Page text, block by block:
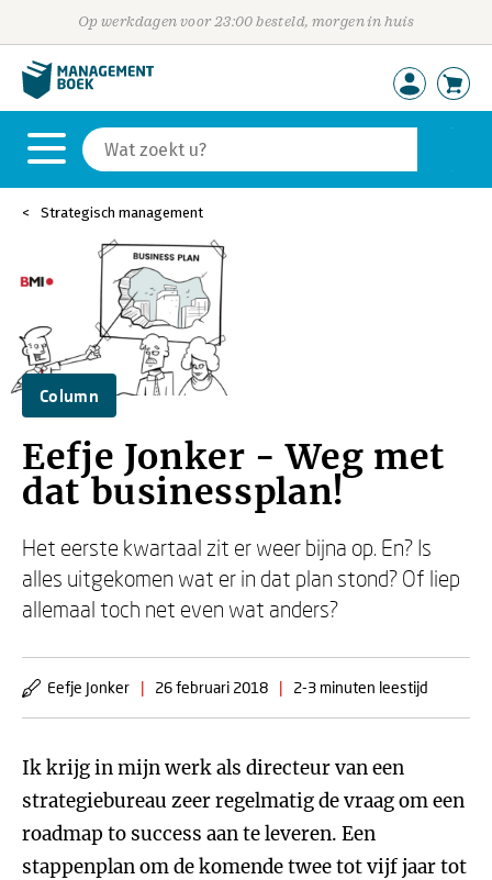
Op werkdagen voor 23:00 besteld, morgen in huis
Strategisch management
Column
Eefje Jonker - Weg met
dat businessplan!
Het eerste kwartaal zit er weer bijna op. En? Is
alles uitgekomen wat er in dat plan stond? Of liep
allemaal toch net even wat anders?
Eefje Jonker | 26 februari 2018 | 2-3 minuten leestijd
Ik krijg in mijn werk als directeur van een
strategiebureau zeer regelmatig de vraag om een
roadmap to success aan te leveren. Een
stappenplan om de komende twee tot vijf jaar tot